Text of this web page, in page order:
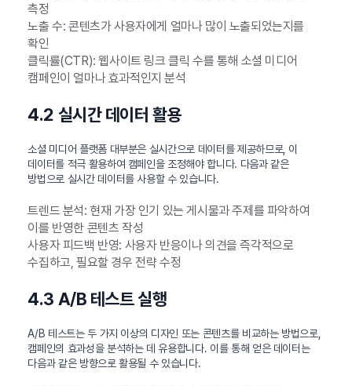
측정
노출 수: 콘텐츠가 사용자에게 얼마나 많이 노출되었는지를
확인
클릭률(CTR): 웹사이트 링크 클릭 수를 통해 소셜 미디어
캠페인이 얼마나 효과적인지 분석
4.2 실시간 데이터 활용
소셜 미디어 플랫폼 대부분은 실시간으로 데이터를 제공하므로, 이
데이터를 적극 활용하여 캠페인을 조정해야 합니다. 다음과 같은
방법으로 실시간 데이터를 사용할 수 있습니다.
트렌드 분석: 현재 가장 인기 있는 게시물과 주제를 파악하여
이를 반영한 콘텐츠 작성
사용자 피드백 반영: 사용자 반응이나 의견을 즉각적으로
수집하고, 필요할 경우 전략 수정
4.3 A/B 테스트 실행
A/B 테스트는 두 가지 이상의 디자인 또는 콘텐츠를 비교하는 방법으로,
캠페인의 효과성을 분석하는 데 유용합니다. 이를 통해 얻은 데이터는
다음과 같은 방향으로 활용될 수 있습니다.